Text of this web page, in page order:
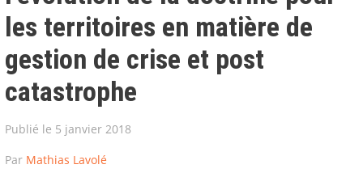
les territoires en matière de
gestion de crise et post
catastrophe
Publié le 5 janvier 2018
Par Mathias Lavolé